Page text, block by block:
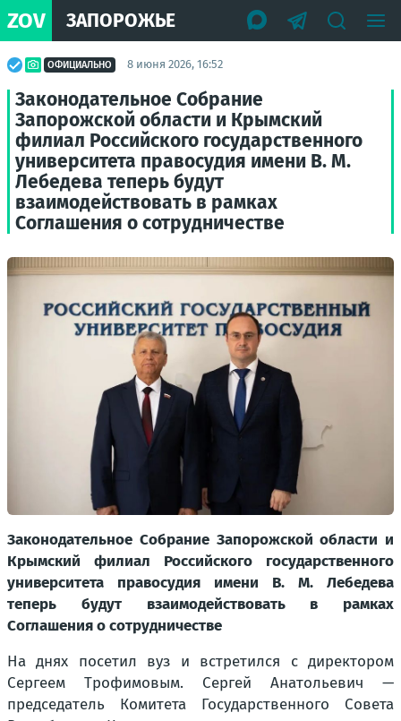
ZOV ЗАПОРОЖЬЕ
ОФИЦИАЛЬНО 8 июня 2026, 16:52
Законодательное Собрание
Запорожской области и Крымский
филиал Российского государственного
университета правосудия имени В. М.
Лебедева теперь будут
взаимодействовать в рамках
Соглашения о сотрудничестве
Законодательное Собрание Запорожской области и
Крымский филиал Российского государственного
университета правосудия имени В. М. Лебедева
теперь будут взаимодействовать в рамках
Соглашения о сотрудничестве
На днях посетил вуз и встретился с директором
Сергеем Трофимовым. Сергей Анатольевич —
председатель Комитета Государственного Совета